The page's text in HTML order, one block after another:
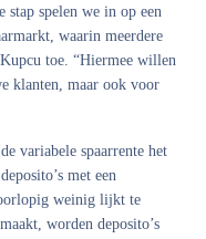
stap spelen we in op een
waarin meerdere
toe. “Hiermee willen
klanten, maar ook voor
variabele spaarrente het
met een
weinig lijkt te
worden deposito’s